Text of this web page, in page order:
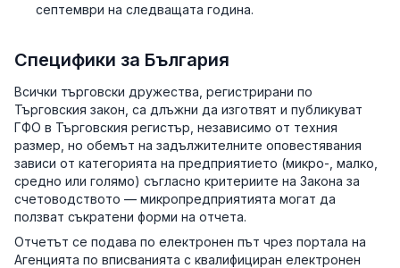
септември на следващата година.
Специфики за България
Всички търговски дружества, регистрирани по
Търговския закон, са длъжни да изготвят и публикуват
ГФО в Търговския регистър, независимо от техния
размер, но обемът на задължителните оповестявания
зависи от категорията на предприятието (микро-, малко,
средно или голямо) съгласно критериите на Закона за
счетоводството — микропредприятията могат да
ползват съкратени форми на отчета.
Отчетът се подава по електронен път чрез портала на
Агенцията по вписванията с квалифициран електронен